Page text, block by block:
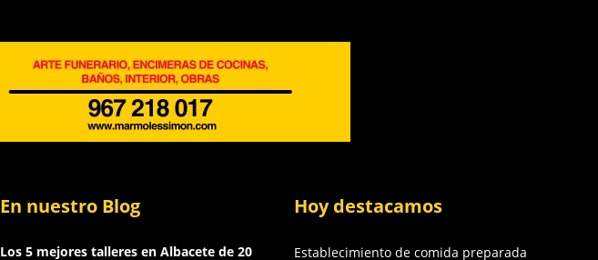
En nuestro Blog
Los 5 mejores talleres en Albacete de 20
Hoy destacamos
Establecimiento de comida preparada